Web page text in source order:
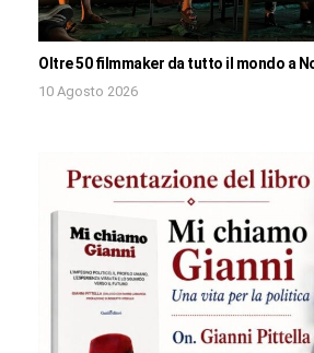
Oltre 50 filmmaker da tutto il mondo a
10 Agosto 2026